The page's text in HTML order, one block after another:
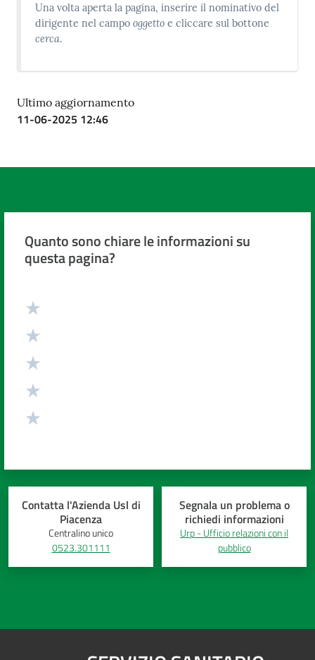
Una volta aperta la pagina, inserire il nominativo del
dirigente nel campooggetto e cliccare sul bottone
cerca.
Ultimo aggiornamento
11-06-2025 12:46
Quanto sono chiare le informazioni su
questa pagina?
Contatta l'Azienda Usl di
Piacenza
Centralino unico
0523.301111
Segnala un problema o
richiedi informazioni
Urp - Ufficio relazioni con il
pubblico